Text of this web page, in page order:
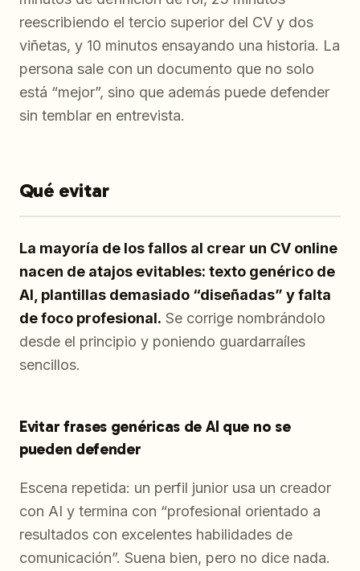
reescribiendo el tercio superior del CV y dos
viñetas, y 10 minutos ensayando una historia. La
persona sale con un documento que no solo
está “mejor”, sino que además puede defender
sin temblar en entrevista.
Qué evitar
La mayoría de los fallos al crear un CV online
nacen de atajos evitables: texto genérico de
AI, plantillas demasiado “diseñadas” y falta
de foco profesional. Se corrige nombrándolo
desde el principio y poniendo guardarraíles
sencillos.
Evitar frases genéricas de AI que no se
pueden defender
Escena repetida: un perfil junior usa un creador
con AI y termina con “profesional orientado a
resultados con excelentes habilidades de
comunicación”. Suena bien, pero no dice nada.